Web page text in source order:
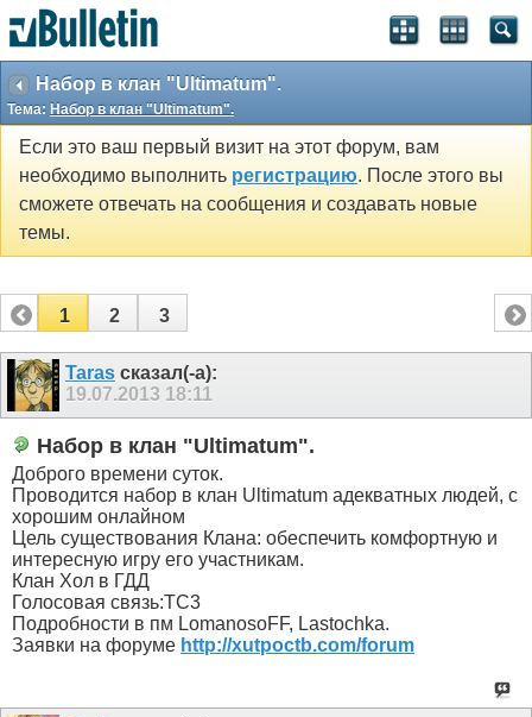
Набор в клан "Ultimatum".
Тема: Набор в клан "Ultimatum".
Если это ваш первый визит на этот форум, вам
необходимо выполнить регистрацию. После этого вы
сможете отвечать на сообщения и создавать новые
темы.
1 2 3
Taras сказал(-а):
19.07.2013 18:11
Набор в клан "Ultimatum".
Доброго времени суток.
Проводится набор в клан Ultimatum адекватных людей, с
хорошим онлайном
Цель существования Клана: обеспечить комфортную и
интересную игру его участникам.
Клан Хол в ГДД
Голосовая связь:ТС3
Подробности в пм LomanosoFF, Lastochka.
Заявки на форуме http://xutpoctb.com/forum